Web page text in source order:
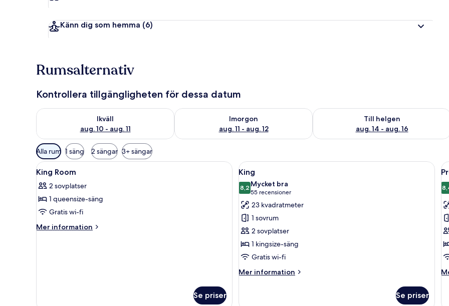
Känn dig som hemma (6)
Rumsalternativ
Kontrollera tillgängligheten för dessa datum
Ikväll
aug. 10 - aug. 11
Kontrollera tillgängligheten för ikväll aug. 10 - aug. 11
Imorgon
aug. 11 - aug. 12
Kontrollera tillgängligheten för imorgon aug. 11 - aug. 12
Till helgen
aug. 14 - aug. 16
Kontrollera tillgängligheten för den
Tillgängliga
filter
för
rum
Alla rum 1 säng 2 sängar 3+ sängar
Öppna
alla
foton
för
King
Room
Värdeförvaringsskåp på rummet, skrivbord och strykjärn/strykbräda
4
King Room
2 sovplatser
1 queensize-säng
Gratis wi-fi
Mer information
Mer
Se priser
Öppna
alla
foton
för
King
En snyggt bäddad säng med en
5
King
8,28,2 av 10
Mycket bra
55 recensioner
(55 recensioner)
23 kvadratmeter
1 sovrum
2 sovplatser
1 kingsize-säng
Gratis wi-fi
Mer information
Mer
Se priser
-
1